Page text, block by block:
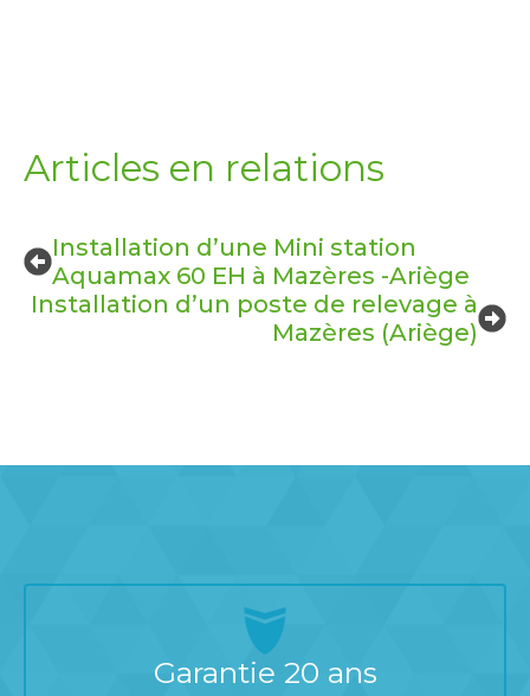
Articles en relations
Installation d’une Mini station
Aquamax 60 EH à Mazères -Ariège
Installation d’un poste de relevage à
Mazères (Ariège)
Garantie 20 ans